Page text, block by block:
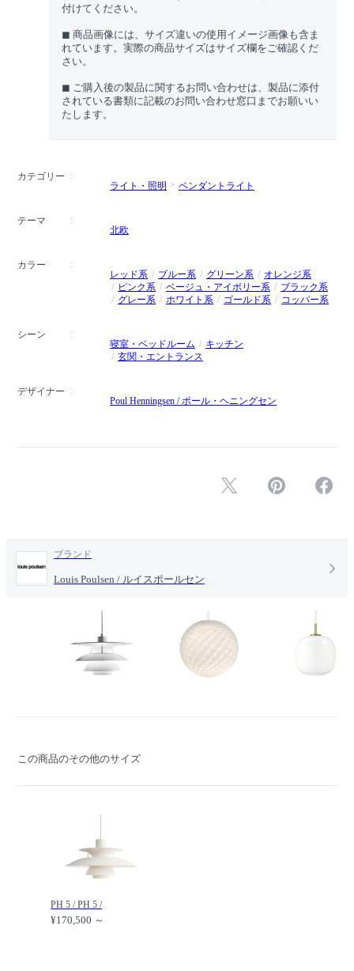
付けてください。
◼︎ 商品画像には、サイズ違いの使用イメージ画像も含ま
れています。実際の商品サイズはサイズ欄をご確認くだ
さい。
◼︎ ご購入後の製品に関するお問い合わせは、製品に添付
されている書類に記載のお問い合わせ窓口までお願いい
たします。
カテゴリー
ライト・照明
ペンダントライト
テーマ
北欧
カラー
レッド系
ブルー系 グリーン系
オレンジ系
ピンク系
ベージュ・アイボリー系
ブラック系
グレー系
ホワイト系 ゴールド系 コッパー系
シーン
寝室・ベッドルーム
キッチン
玄関・エントランス
デザイナー
Poul Henningsen / ポール・ヘニングセン
ブランド
Louis Poulsen / ルイスポールセン
この商品のその他のサイズ
PH 5 / PH 5 /
¥170,500 ～